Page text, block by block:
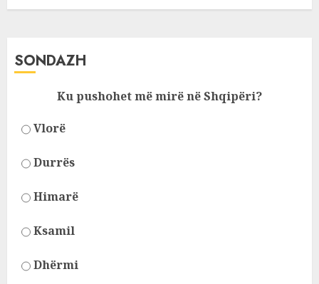
SONDAZH
Ku pushohet më mirë në Shqipëri?
Vlorë
Durrës
Himarë
Ksamil
Dhërmi